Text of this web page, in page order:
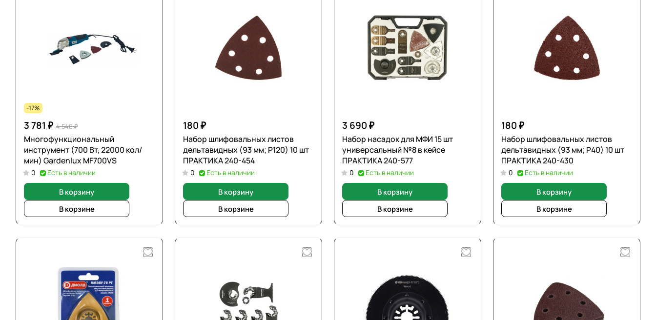
-17%
3 781 ₽ 4 540 ₽
Многофункциональный
инструмент (700 Вт, 22000 кол/
мин) Gardenlux MF700VS
0 Есть в наличии
В корзину
В корзине
180 ₽
Набор шлифовальных листов
дельтавидных (93 мм; Р120) 10 шт
ПРАКТИКА 240-454
0 Есть в наличии
В корзину
В корзине
3 690 ₽
Набор насадок для МФИ 15 шт
универсальный №8 в кейсе
ПРАКТИКА 240-577
0 Есть в наличии
В корзину
В корзине
180 ₽
Набор шлифовальных листов
дельтавидных (93 мм; Р40) 10 шт
ПРАКТИКА 240-430
0 Есть в наличии
В корзину
В корзине